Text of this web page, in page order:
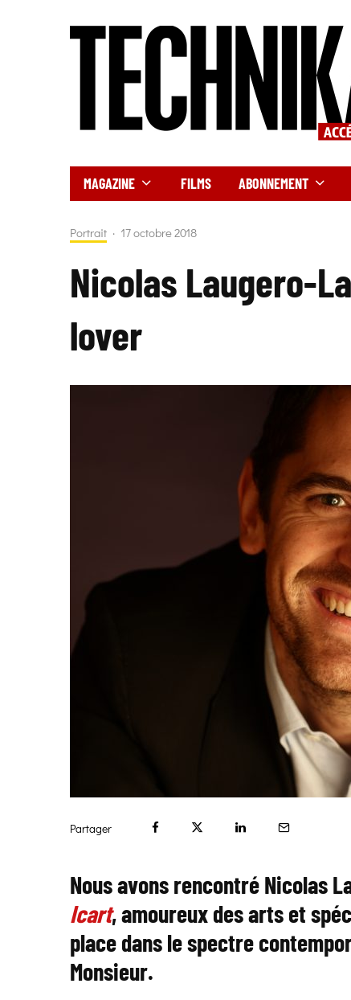
MAGAZINE FILMS ABONNEMENT
Portrait · 17 octobre 2018
Nicolas Laugero-
lover
Partager
Nous avons rencontré Nicolas
Icart, amoureux des arts et
place dans le spectre
Monsieur.